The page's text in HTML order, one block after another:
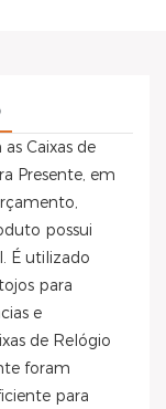
Caixas de
Presente, em
possui
É utilizado
para
e
de Relógio
foram
para